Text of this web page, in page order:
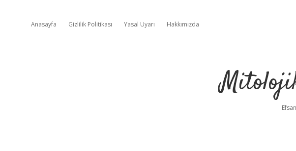
Anasayfa Gizlilik Politikası Yasal Uyarı Hakkımızda